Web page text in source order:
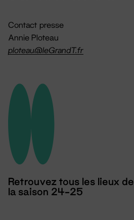
Contact presse
Annie Ploteau
ploteau@leGrandT.fr
Retrouvez tous les lieux de
la saison 24-25